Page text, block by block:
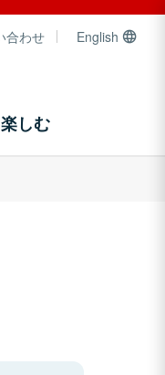
合わせ English
楽しむ